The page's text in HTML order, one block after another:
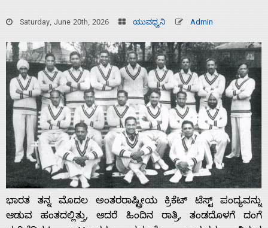
Saturday, June 20th, 2026 ಯುವಧ್ವನಿ Admin
ಭಾರತ ತನ್ನ ಮೊದಲ ಅಂತರರಾಷ್ಟ್ರೀಯ ಕ್ರಿಕೆಟ್ ಟೆಸ್ಟ್ ಪಂದ್ಯವನ್ನು
ಆಡುವ ಹಂತದಲ್ಲಿತ್ತು, ಆದರೆ ಹಿಂದಿನ ರಾತ್ರಿ, ತಂಡದೊಳಗೆ ದಂಗೆ